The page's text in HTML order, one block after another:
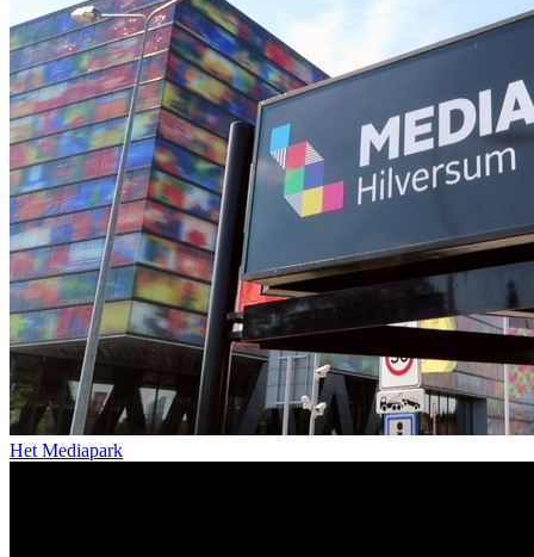
Het Mediapark